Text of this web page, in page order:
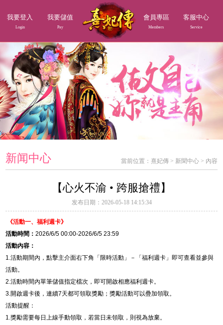
我要登入
Login
我要儲值
Pay
會員專區
Members
客服中心
Service
新闻中心 當前位置： 熹妃傳> 新聞中心> 內容
【心火不渝 • 跨服搶禮】
发布日期：2026-05-18 14:15:34
《活動一、福利週卡》
活動時間：2026/6/5 00:00-2026/6/5 23:59
活動內容：
1.活動期間內，點擊主介面右下角「限時活動」－「福利週卡」即可查看並參與
活動。
2.活動時間內單筆儲值指定檔次，即可開啟相應福利週卡。
3.開啟週卡後，連續7天都可領取獎勵；獎勵活動可以疊加領取。
活動提醒：
1.獎勵需要每日上線手動領取，若當日未領取，則視為放棄。